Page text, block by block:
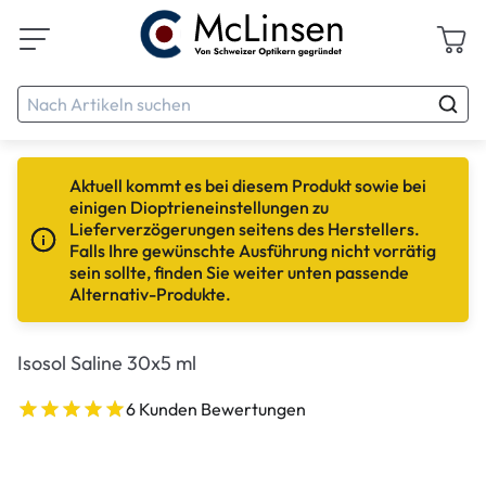
Aktuell kommt es bei diesem Produkt sowie bei
einigen Dioptrieneinstellungen zu
Lieferverzögerungen seitens des Herstellers.
Falls Ihre gewünschte Ausführung nicht vorrätig
sein sollte, finden Sie weiter unten passende
Alternativ-Produkte.
Isosol Saline 30x5 ml
6 Kunden Bewertungen